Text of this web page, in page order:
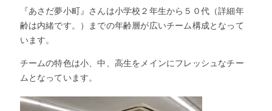
伺
っ
ま
は
『あさだ夢小町』さんは小学校２年生から５０代（詳細年
齢は内緒です。）までの年齢層が広いチーム構成となって
います。
チームの特色は小、中、高生をメインにフレッシュなチー
ムとなっています。